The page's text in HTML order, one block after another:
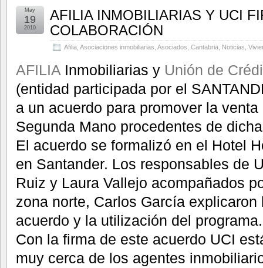
AFILIA INMOBILIARIAS Y UCI
COLABORACIÓN
Afilia Asociaciones inmobiliarias Asociados Cantabria Noticias
May
19
2010
AFILIA Inmobiliarias y Unión de
(entidad participada por el
a un acuerdo para promover la
Segunda Mano procedentes de
El acuerdo se formalizó en el Hotel
en Santander. Los responsables de
Ruiz y Laura Vallejo acompañados
zona norte, Carlos García
acuerdo y la utilización del programa.
Con la firma de este acuerdo UCI
muy cerca de los agentes